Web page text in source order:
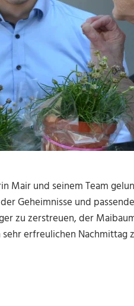
Mair und seinem Team
Geheimnisse und
zu zerstreuen, der
erfreulichen Nachmittag